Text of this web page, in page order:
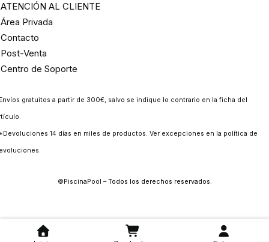
ATENCIÓN AL CLIENTE
Área Privada
Contacto
Post-Venta
Centro de Soporte
gratuitos a partir de 300€, salvo se indique lo contrario en la ficha del
14 días en miles de productos. Ver excepciones en la política de
.
© PiscinaPool – Todos los derechos reservados.